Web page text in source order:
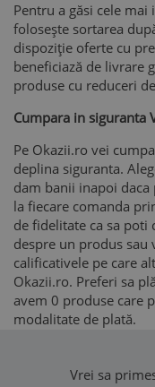
Pentru a găsi cele
folosește sortarea
dispoziție oferte cu
beneficiază de livrare
produse cu reduceri
Cumpara in siguranta
Pe Okazii.ro vei
deplina siguranta.
dam banii inapoi
la fiecare comanda
de fidelitate ca sa
despre un produs sau
calificativele pe care
Okazii.ro. Preferi sa
avem 0 produse care
modalitate de plată.
Vrei sa